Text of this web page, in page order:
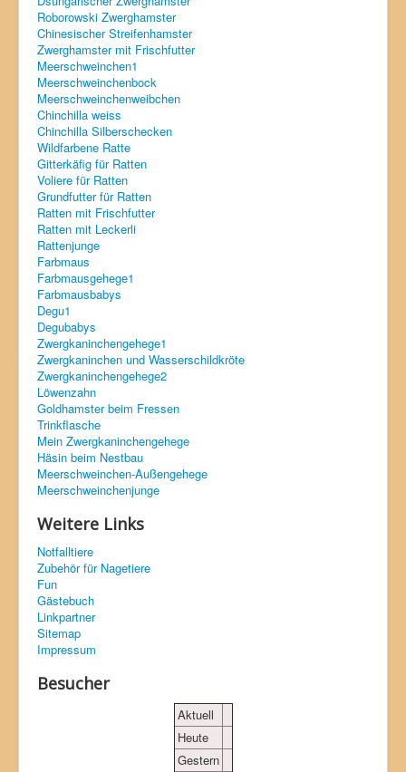
Zwergkaninchen
Roborowski Zwerghamster
Chinesischer Streifenhamster
Zwerghamster mit Frischfutter
Meerschweinchen1
Meerschweinchenbock
Meerschweinchenweibchen
Chinchilla weiss
Chinchilla Silberschecken
Wildfarbene Ratte
Gitterkäfig für Ratten
Voliere für Ratten
Grundfutter für Ratten
Ratten mit Frischfutter
Ratten mit Leckerli
Rattenjunge
Farbmaus
Farbmausgehege1
Farbmausbabys
Degu1
Degubabys
Zwergkaninchengehege1
Zwergkaninchen und Wasserschildkröte
Zwergkaninchengehege2
Löwenzahn
Goldhamster beim Fressen
Trinkflasche
Mein Zwergkaninchengehege
Häsin beim Nestbau
Meerschweinchen-Außengehege
Meerschweinchenjunge
Weitere Links
Notfalltiere
Zubehör für Nagetiere
Fun
Gästebuch
Linkpartner
Sitemap
Impressum
Besucher
Aktuell
Heute
Gestern